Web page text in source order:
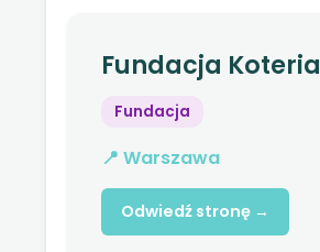
Fundacja Koteria
Fundacja
📍 Warszawa
Odwiedź stronę →